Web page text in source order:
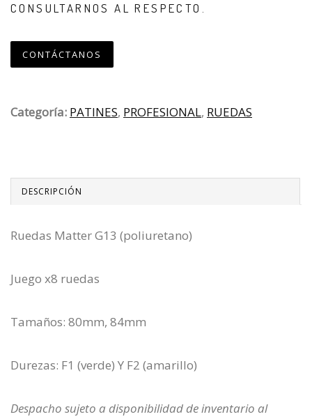
CONSULTARNOS AL RESPECTO.
CONTÁCTANOS
Categoría: PATINES, PROFESIONAL, RUEDAS
DESCRIPCIÓN
Ruedas Matter G13 (poliuretano)
Juego x8 ruedas
Tamaños: 80mm, 84mm
Durezas: F1 (verde) Y F2 (amarillo)
Despacho sujeto a disponibilidad de inventario al